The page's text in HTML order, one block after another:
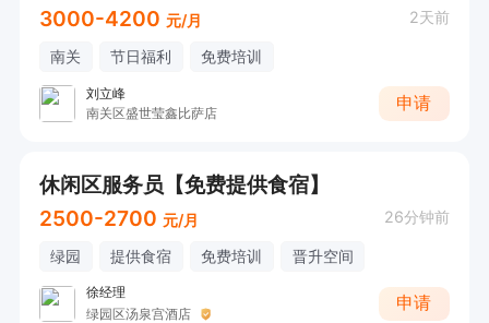
3000-4200 元/月 2天前
南关 节日福利 免费培训
刘立峰
南关区盛世莹鑫比萨店
申请
休闲区服务员【免费提供食宿】
2500-2700 元/月 26分钟前
绿园 提供食宿 免费培训 晋升空间
徐经理
绿园区汤泉宫酒店
申请